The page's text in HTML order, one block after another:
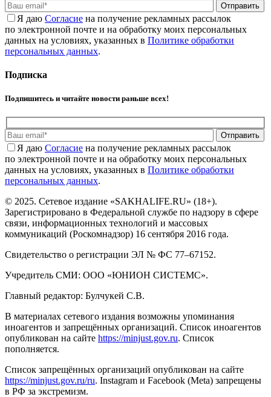
Отправить
Я даю Cогласие на получение рекламных рассылок
по электронной почте и на обработку моих персональных
данных на условиях, указанных в Политике обработки
персональных данных.
Подписка
Подпишитесь и читайте новости раньше всех!
Отправить
Я даю Cогласие на получение рекламных рассылок
по электронной почте и на обработку моих персональных
данных на условиях, указанных в Политике обработки
персональных данных.
© 2025. Сетевое издание «SAKHALIFE.RU» (18+).
Зарегистрировано в Федеральной службе по надзору в сфере
связи, информационных технологий и массовых
коммуникаций (Роскомнадзор) 16 сентября 2016 года.
Свидетельство о регистрации ЭЛ № ФС 77–67152.
Учредитель СМИ: ООО «ЮНИОН СИСТЕМС».
Главный редактор: Булчукей С.В.
В материалах сетевого издания возможны упоминания
иноагентов и запрещённых организаций. Список иноагентов
опубликован на сайте https://minjust.gov.ru. Список
пополняется.
Список запрещённых организаций опубликован на сайте
https://minjust.gov.ru/ru. Instagram и Facebook (Metа) запрещены
в РФ за экстремизм.